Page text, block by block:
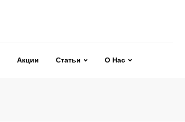
Акции Статьи О Нас